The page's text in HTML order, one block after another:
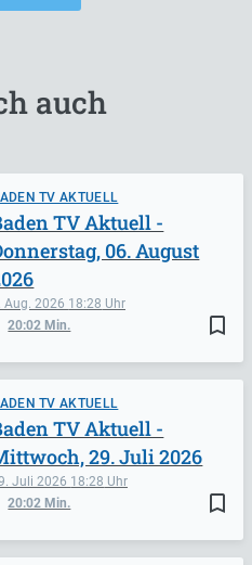
auch
TV AKTUELL
bookmark_border
Aug. 2026 18:28
20:02 Min.
TV Aktuell -
06. August
TV AKTUELL
bookmark_border
Juli 2026 18:28
20:02 Min.
TV Aktuell -
29. Juli 2026